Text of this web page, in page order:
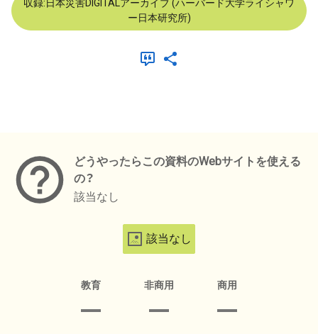
収録:日本災害DIGITALアーカイブ (ハーバード大学ライシャワ
ー日本研究所)
どうやったらこの資料のWebサイトを使える
の？
該当なし
該当なし
教育 非商用 商用